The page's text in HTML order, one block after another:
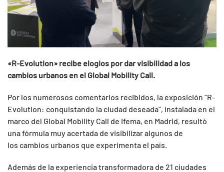
«R-Evolution» recibe elogios por dar visibilidad a los
cambios urbanos en el Global Mobility Call.
Por los numerosos comentarios recibidos, la exposición “R-
Evolution: conquistando la ciudad deseada”, instalada en el
marco del Global Mobility Call de Ifema, en Madrid, resultó
una fórmula muy acertada de visibilizar algunos de
los cambios urbanos que experimenta el país.
Además de la experiencia transformadora de 21 ciudades